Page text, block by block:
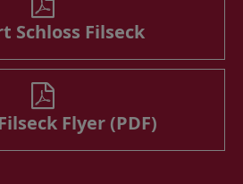
Schloss Filseck
Flyer (PDF)